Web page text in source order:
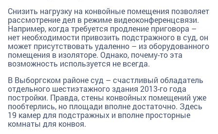
Снизить нагрузку на конвойные помещения позволяет
рассмотрение дел в режиме видеоконференцсвязи.
Например, когда требуется продление приговора –
нет необходимости привозить подстражного в суд, он
может присутствовать удаленно – из оборудованного
помещения в изоляторе. Однако, почему-то эта
возможность используется не всегда.
В Выборгском районе суд – счастливый обладатель
отдельного шестиэтажного здания 2013-го года
постройки. Правда, стены конвойных помещений уже
пообтерлись, но площади вполне достаточно. Здесь
19 камер для подстражных и вполне просторные
комнаты для конвоя.